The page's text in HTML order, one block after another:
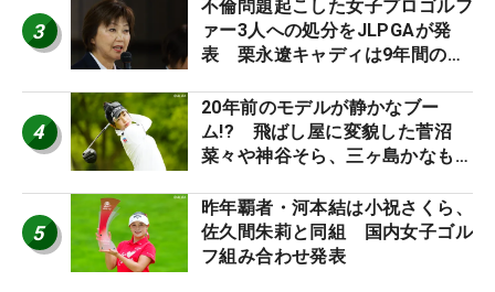
3
不倫問題起こした女子プロゴルフ
ァー3人への処分をJLPGAが発
表 栗永遼キャディは9年間の立
4
20年前のモデルが静かなブー
ム!? 飛ばし屋に変貌した菅沼
菜々や神谷そら、三ヶ島かなも使
ロたちの“飛ばしギア”】
5
昨年覇者・河本結は小祝さくら、
佐久間朱莉と同組 国内女子ゴル
フ組み合わせ発表